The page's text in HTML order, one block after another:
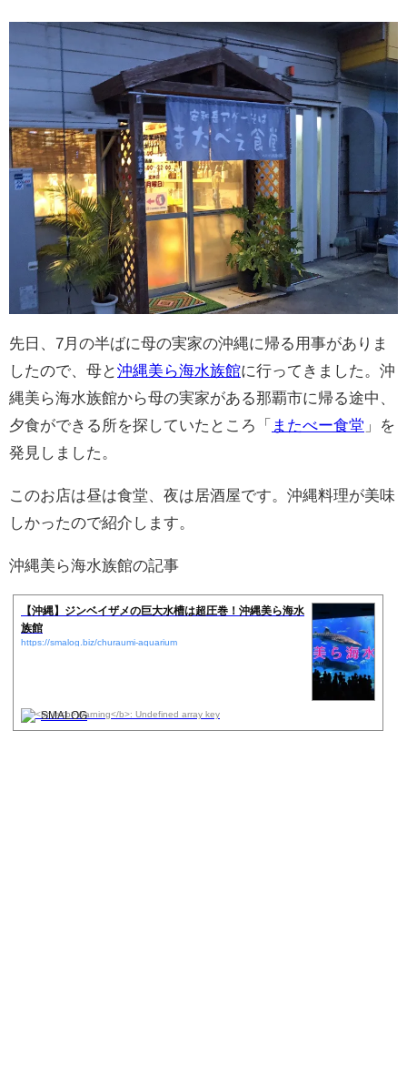
先日、7月の半ばに母の実家の沖縄に帰る用事がありま
したので、母と沖縄美ら海水族館に行ってきました。沖
縄美ら海水族館から母の実家がある那覇市に帰る途中、
夕食ができる所を探していたところ「 またべー食堂 」を
発見しました。
このお店は昼は食堂、夜は居酒屋です。沖縄料理が美味
しかったので紹介します。
沖縄美ら海水族館の記事
【沖縄】ジンベイザメの巨大水槽は超圧巻！沖縄美ら海水
族館
https://smalog.biz/churaumi-aquarium
SMALOG